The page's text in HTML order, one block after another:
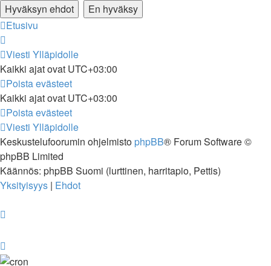
Etusivu
Viesti Ylläpidolle
Kaikki ajat ovat UTC+03:00
Poista evästeet
Kaikki ajat ovat UTC+03:00
Poista evästeet
Viesti Ylläpidolle
Keskustelufoorumin ohjelmisto phpBB® Forum Software ©
phpBB Limited
Käännös: phpBB Suomi (lurttinen, harritapio, Pettis)
Yksityisyys | Ehdot